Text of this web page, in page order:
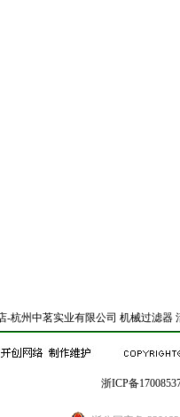
-杭州中茗实业有限公司 机械过滤器
浙ICP备